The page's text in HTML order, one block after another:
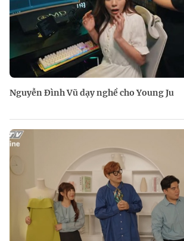
Nguyễn Đình Vũ dạy nghề cho Young Ju